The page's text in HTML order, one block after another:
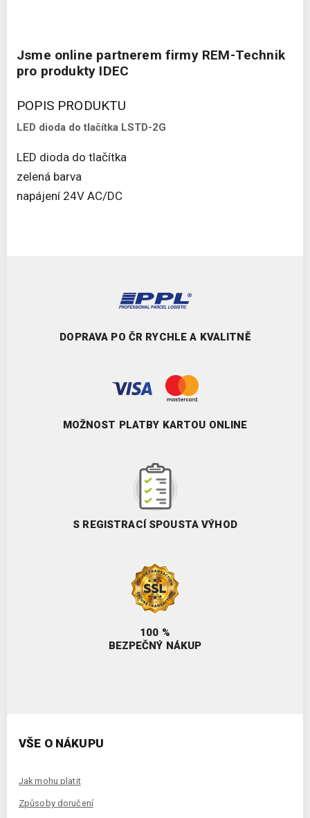
Jsme online partnerem firmy REM-Technik
pro produkty IDEC
POPIS PRODUKTU
LED dioda do tlačítka LSTD-2G
LED dioda do tlačítka
zelená barva
napájení 24V AC/DC
DOPRAVA PO ČR RYCHLE A KVALITNĚ
MOŽNOST PLATBY KARTOU ONLINE
S REGISTRACÍ SPOUSTA VÝHOD
100 %
BEZPEČNÝ NÁKUP
VŠE O NÁKUPU
Jak mohu platit
Způsoby doručení